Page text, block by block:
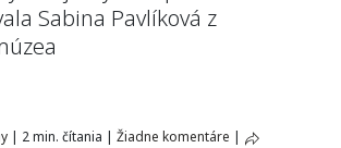
Sabina Pavlíková z
| 2 min. čítania | Žiadne komentáre |